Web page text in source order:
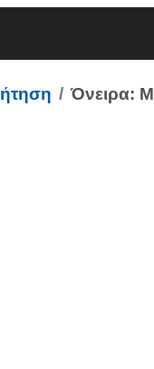
Όνειρα: Μ